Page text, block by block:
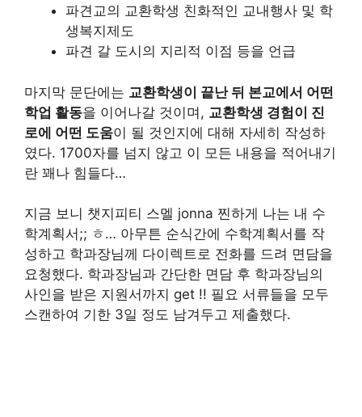
파견교의 교환학생 친화적인 교내행사 및 학
생복지제도
파견 갈 도시의 지리적 이점 등을 언급
마지막 문단에는 교환학생이 끝난 뒤 본교에서 어떤
학업 활동을 이어나갈 것이며, 교환학생 경험이 진
로에 어떤 도움이 될 것인지에 대해 자세히 작성하
였다. 1700자를 넘지 않고 이 모든 내용을 적어내기
란 꽤나 힘들다…
지금 보니 챗지피티 스멜 jonna 찐하게 나는 내 수
학계획서;; ㅎ… 아무튼 순식간에 수학계획서를 작
성하고 학과장님께 다이렉트로 전화를 드려 면담을
요청했다. 학과장님과 간단한 면담 후 학과장님의
사인을 받은 지원서까지 get !! 필요 서류들을 모두
스캔하여 기한 3일 정도 남겨두고 제출했다.